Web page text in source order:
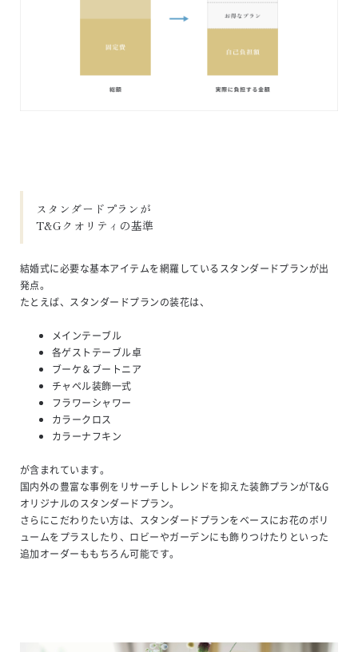
スタンダードプランが
T&Gクオリティの基準
結婚式に必要な基本アイテムを網羅しているスタンダードプランが出
発点。
たとえば、スタンダードプランの装花は、
メインテーブル
各ゲストテーブル卓
ブーケ＆ブートニア
チャペル装飾一式
フラワーシャワー
カラークロス
カラーナフキン
が含まれています。
国内外の豊富な事例をリサーチしトレンドを抑えた装飾プランがT&G
オリジナルのスタンダードプラン。
さらにこだわりたい方は、スタンダードプランをベースにお花のボリ
ュームをプラスしたり、ロビーやガーデンにも飾りつけたりといった
追加オーダーももちろん可能です。